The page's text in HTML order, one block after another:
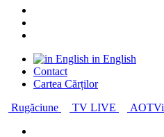
in English
Contact
Cartea Cărților
Rugăciune
TV LIVE AOTVi